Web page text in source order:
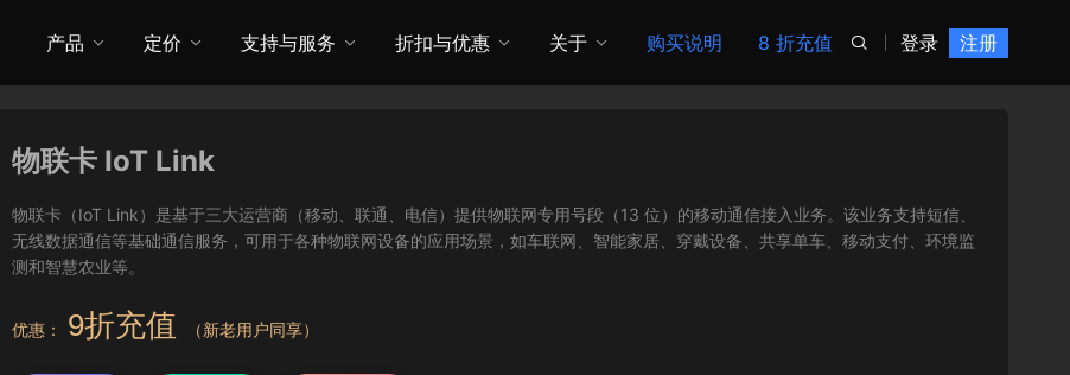
登录 注册

产品 定价 支持与服务 折扣与优惠 关于 购买说明 8 折充值
物联卡 IoT Link
物联卡（IoT Link）是基于三大运营商（移动、联通、电信）提供物联网专用号段（13 位）的移动通信接入业务。该业务支持短信、
无线数据通信等基础通信服务，可用于各种物联网设备的应用场景，如车联网、智能家居、穿戴设备、共享单车、移动支付、环境监
测和智慧农业等。
优惠： 9折充值 （新老用户同享）